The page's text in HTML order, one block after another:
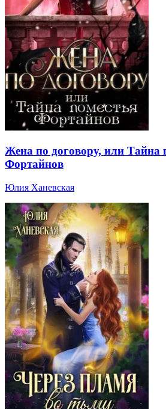
Жена по договору, или Тайна
Фортайнов
Юлия Ханевская